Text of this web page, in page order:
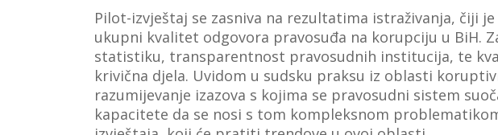
Pilot-izvještaj se zasniva na rezultatima istraživanja, čiji
ukupni kvalitet odgovora pravosuđa na korupciju u BiH.
statistiku, transparentnost pravosudnih institucija, te
krivična djela. Uvidom u sudsku praksu iz oblasti
razumijevanje izazova s kojima se pravosudni sistem
kapacitete da se nosi s tom kompleksnom